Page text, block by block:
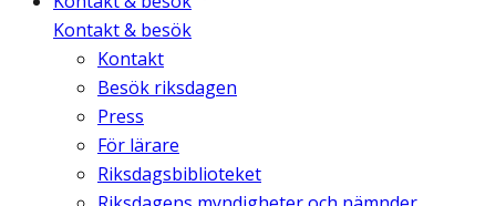
Kontakt & besök
Kontakt
Besök riksdagen
Press
För lärare
Riksdagsbiblioteket